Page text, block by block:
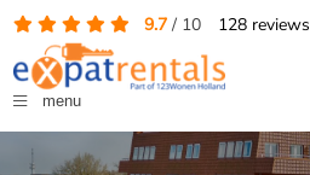
9.7/ 10 128reviews
menu